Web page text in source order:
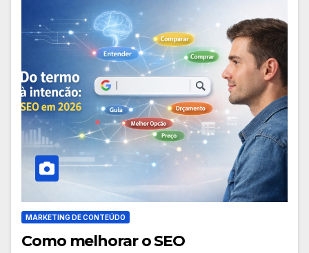
MARKETING DE CONTEÚDO
Como melhorar o SEO